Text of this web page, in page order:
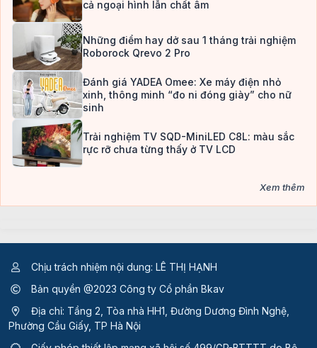
cả ngoại hình lẫn chất âm
Những điểm hay dở sau 1 tháng trải nghiệm
Roborock Qrevo 2 Pro
Đánh giá YADEA Omee: Xe máy điện nhỏ
xinh, thông minh “đo ni đóng giày” cho nữ
sinh
Trải nghiệm TV SQD-MiniLED C8L: màu sắc
rực rỡ chưa từng thấy ở TV LCD
Xem thêm
Chịu trách nhiệm nội dung: LÊ THỊ HẠNH
Bản quyền @2023 Công ty Cổ phần Bkav
Địa chỉ: Tầng 2, Tòa nhà HH1, Đường Dương Đình Nghệ,
Phường Cầu Giấy, TP Hà Nội